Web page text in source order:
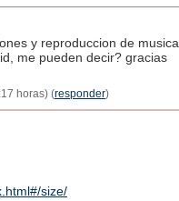
y reproduccion de
me pueden decir? gracias
horas) (responder)
size/